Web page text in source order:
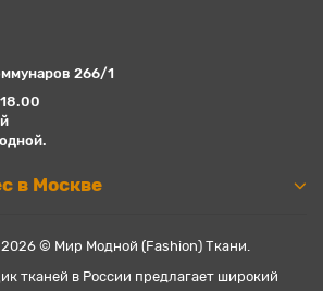
266/1
в Москве
© Мир Модной (Fashion) Ткани.
тканей в России предлагает широкий